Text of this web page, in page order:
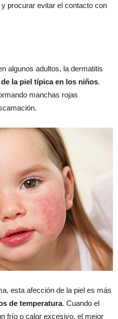
procurar evitar el contacto con
algunos adultos, la dermatitis
la piel típica en los niños.
manchas rojas
esta afección de la piel es más
de temperatura. Cuando el
frío o calor excesivo, el mejor